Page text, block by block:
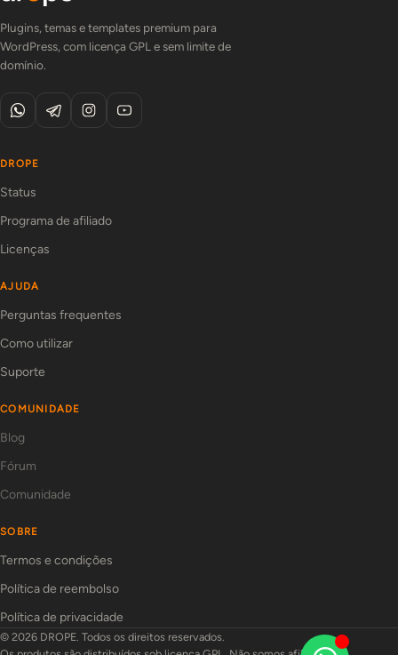
Plugins, temas e templates premium para
WordPress, com licença GPL e sem limite de
domínio.
DROPE
Status
Programa de afiliado
Licenças
AJUDA
Perguntas frequentes
Como utilizar
Suporte
COMUNIDADE
Blog
Fórum
Comunidade
SOBRE
Termos e condições
Política de reembolso
Política de privacidade
© 2026 DROPE. Todos os direitos reservados.